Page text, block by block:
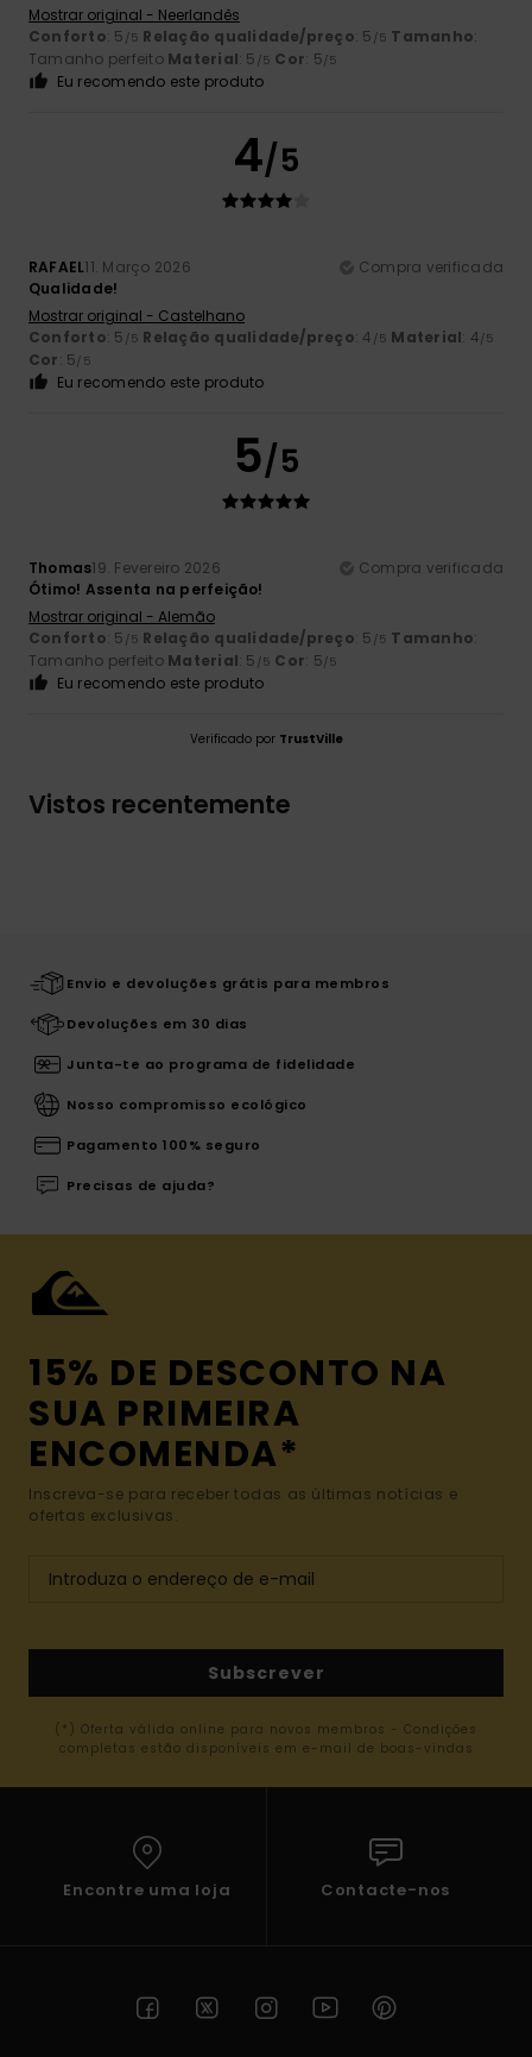
Mostrar original - Neerlandês
Conforto: 5 /5 Relação qualidade/preço: 5 /5 Tamanho:
Tamanho perfeito Material: 5 /5 Cor: 5/5
Eu recomendo este produto
4/5
RAFAEL11. Março 2026
Compra verificada
Qualidade!
Mostrar original - Castelhano
Conforto: 5 /5 Relação qualidade/preço: 4 /5 Material: 4/5
Cor: 5/5
Eu recomendo este produto
5/5
Thomas19. Fevereiro 2026
Compra verificada
Ótimo! Assenta na perfeição!
Mostrar original - Alemão
Conforto: 5 /5 Relação qualidade/preço: 5 /5 Tamanho:
Tamanho perfeito Material: 5 /5 Cor: 5/5
Eu recomendo este produto
Verificado por TrustVille
Vistos recentemente
Envio e devoluções grátis para membros
Devoluções em 30 dias
Junta-te ao programa de fidelidade
Nosso compromisso ecológico
Pagamento 100% seguro
Precisas de ajuda?
15% DE DESCONTO NA
SUA PRIMEIRA
ENCOMENDA*
Inscreva-se para receber todas as últimas notícias e
ofertas exclusivas.
Subscrever
(*) Oferta válida online para novos membros - Condições
completas estão disponíveis em e-mail de boas-vindas
Encontre uma loja Contacte-nos